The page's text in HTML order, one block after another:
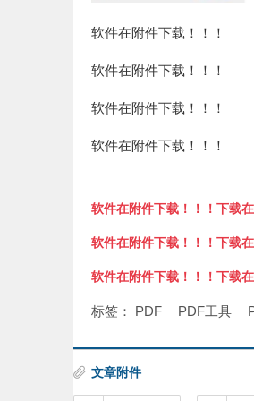
软件在附件下载！！！
软件在附件下载！！！
软件在附件下载！！！
软件在附件下载！！！
软件在附件下载！！！下载
软件在附件下载！！！下载
软件在附件下载！！！下载
标签： PDF PDF工具
文章附件